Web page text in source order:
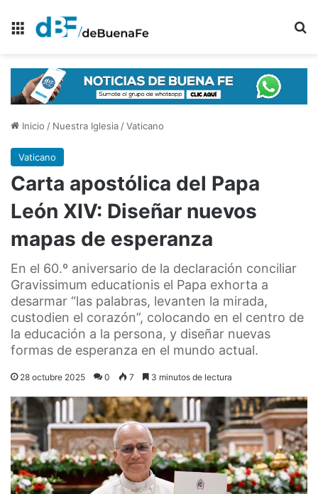
Menú
Inicio / Nuestra Iglesia/Vaticano
Vaticano
Carta apostólica del Papa
León XIV: Diseñar nuevos
mapas de esperanza
En el 60.º aniversario de la declaración conciliar
Gravissimum educationis el Papa exhorta a
desarmar “las palabras, levanten la mirada,
custodien el corazón”, colocando en el centro de
la educación a la persona, y diseñar nuevas
formas de esperanza en el mundo actual.
28 octubre 2025 0 7 3 minutos de lectura